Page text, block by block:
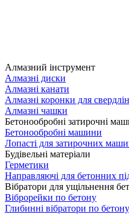
Алмазний інструмент
Алмазні диски
Алмазні канати
Алмазні коронки для
Алмазні чашки
Бетонообробні затирочні
Бетонообробні машини
Лопасті для затирочних
Будівельні матеріали
Герметики
Направляючі для бетонних
Вібратори для ущільнення
Віброрейки по бетону
Глибинні вібратори по бетону